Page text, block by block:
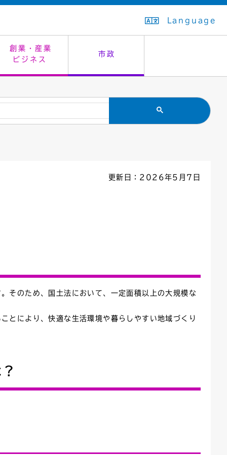
Language
創業・産業
ビジネス
市政
生活排水
市民安全
教育委員会
入学式・卒業式
救急・夜間診療
感染症
施設予約（まつぼっくり）
はたちの集い
指定管理者制度
公共事業の技術監理
議会
オープンデータ
更新日：2026年5月7日
そのため、国土法において、一定面積以上の大規模な
とにより、快適な生活環境や暮らしやすい地域づくり